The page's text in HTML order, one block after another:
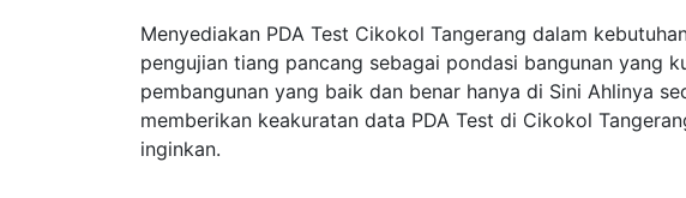
Menyediakan PDA Test Cikokol Tangerang dalam
pengujian tiang pancang sebagai pondasi bangunan yang
pembangunan yang baik dan benar hanya di Sini Ahlinya
memberikan keakuratan data PDA Test di Cikokol
inginkan.